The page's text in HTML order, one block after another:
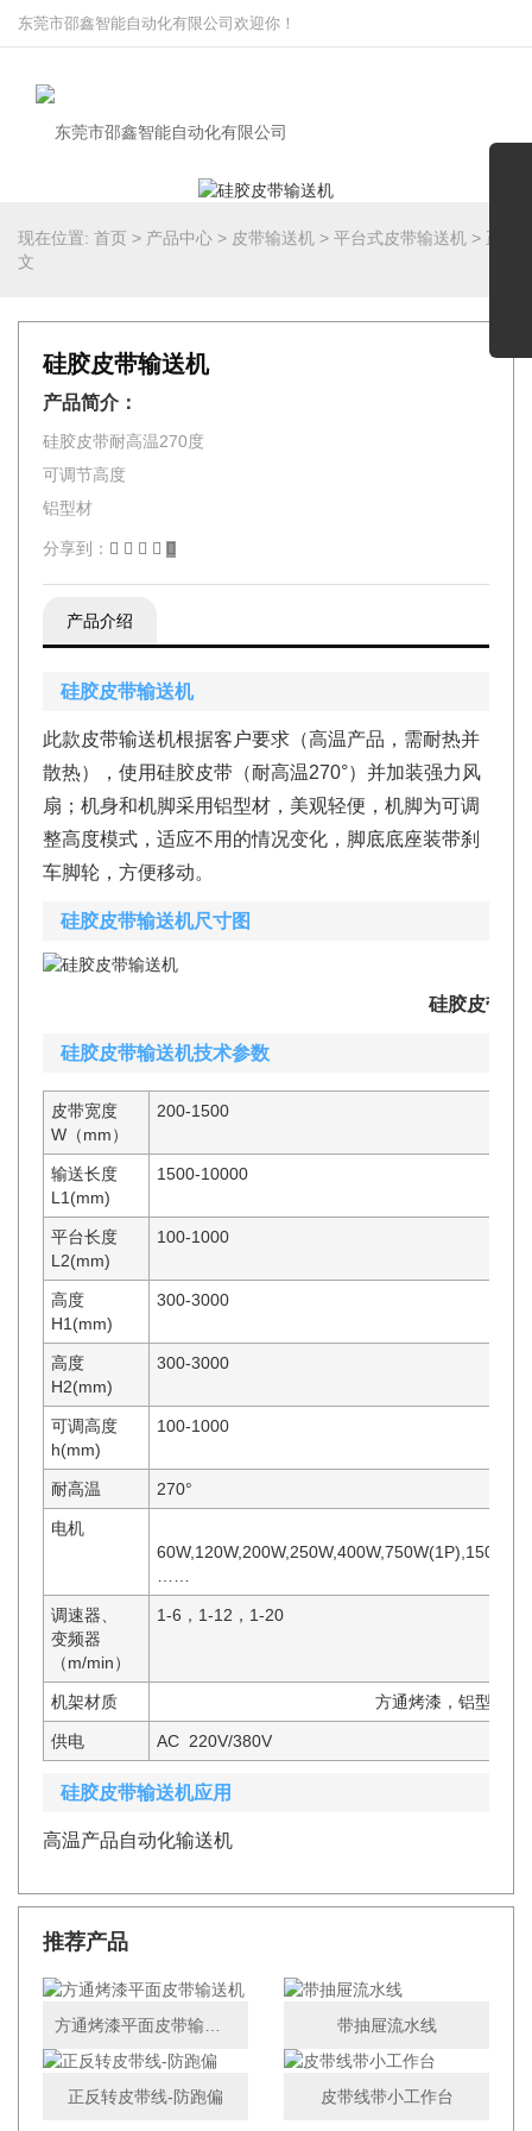
东莞市邵鑫智能自动化有限公司欢迎你！
现在位置: 首页 > 产品中心 > 皮带输送机 > 平台式皮带输送机 > 正
文
硅胶皮带输送机
产品简介：
硅胶皮带耐高温270度
可调节高度
铝型材
分享到：
产品介绍
硅胶皮带输送机
此款皮带输送机根据客户要求（高温产品，需耐热并
散热），使用硅胶皮带（耐高温270°）并加装强力风
扇；机身和机脚采用铝型材，美观轻便，机脚为可调
整高度模式，适应不用的情况变化，脚底底座装带刹
车脚轮，方便移动。
硅胶皮带输送机尺寸图
硅胶皮带输
硅胶皮带输送机技术参数
皮带宽度
W（mm）
200-1500
输送长度
L1(mm)
1500-10000
平台长度
L2(mm)
100-1000
高度
H1(mm)
300-3000
高度
H2(mm)
300-3000
可调高度
h(mm)
100-1000
耐高温 270°
电机
调速器、
变频器
（m/min）
1-6，1-12，1-20
机架材质 方通烤漆，铝型材
供电 AC 220V/380V
硅胶皮带输送机应用
高温产品自动化输送机
推荐产品
带抽屉流水线
正反转皮带线-防跑偏 皮带线带小工作台